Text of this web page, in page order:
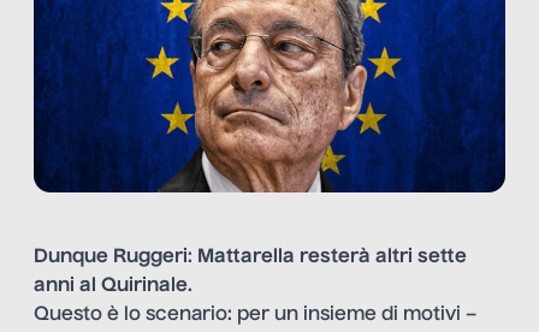
Dunque Ruggeri: Mattarella resterà altri sette
anni al Quirinale.
Questo è lo scenario: per un insieme di motivi –